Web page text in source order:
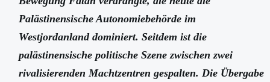
Palästinensische Autonomiebehörde im
Westjordanland dominiert. Seitdem ist die
palästinensische politische Szene zwischen zwei
rivalisierenden Machtzentren gespalten. Die Übergabe